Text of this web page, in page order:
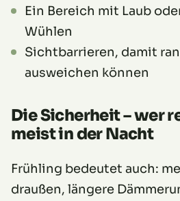
Ein Bereich mit Laub
Wühlen
Sichtbarrieren, damit
ausweichen können
Die Sicherheit – wer
meist in der Nacht
Frühling bedeutet auch:
draußen, längere